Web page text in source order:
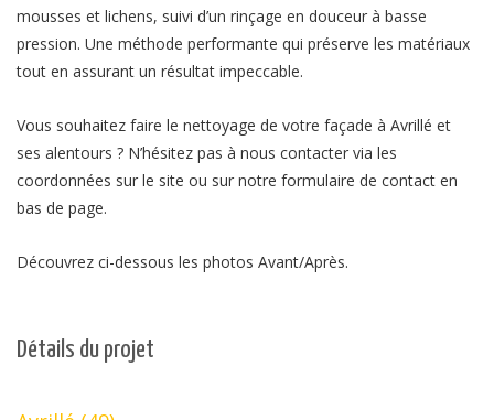
mousses et lichens, suivi d’un rinçage en douceur à basse
pression. Une méthode performante qui préserve les matériaux
tout en assurant un résultat impeccable.
Vous souhaitez faire le nettoyage de votre façade à Avrillé et
ses alentours ? N’hésitez pas à nous contacter via les
coordonnées sur le site ou sur notre formulaire de contact en
bas de page.
Découvrez ci-dessous les photos Avant/Après.
Détails du projet